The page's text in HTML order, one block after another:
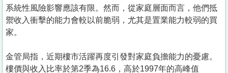
系統性風險影響應該有限。然而，從家庭層面而言，他們抵
禦收入衝擊的能力會較以前脆弱，尤其是置業能力較弱的買
家。
金管局指，近期樓市活躍再度引發對家庭負擔能力的憂慮。
樓價與收入比率於第2季為16.6，高於1997年的高峰值